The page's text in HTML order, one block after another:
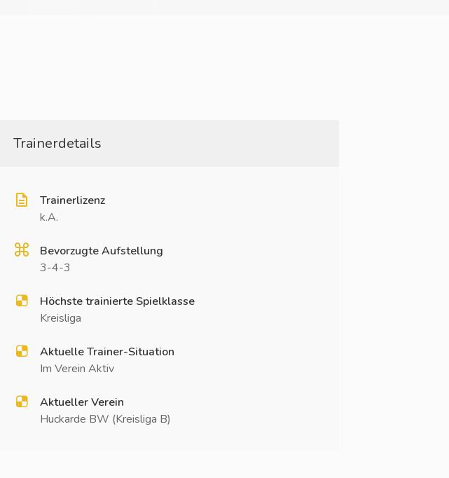
Trainerdetails
Trainerlizenz
k.A.
Bevorzugte Aufstellung
3-4-3
Höchste trainierte Spielklasse
Kreisliga
Aktuelle Trainer-Situation
Im Verein Aktiv
Aktueller Verein
Huckarde BW (Kreisliga B)